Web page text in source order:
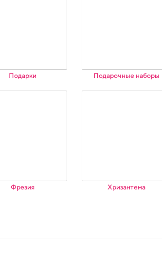
Подарки Подарочные наборы
Фрезия Хризантема